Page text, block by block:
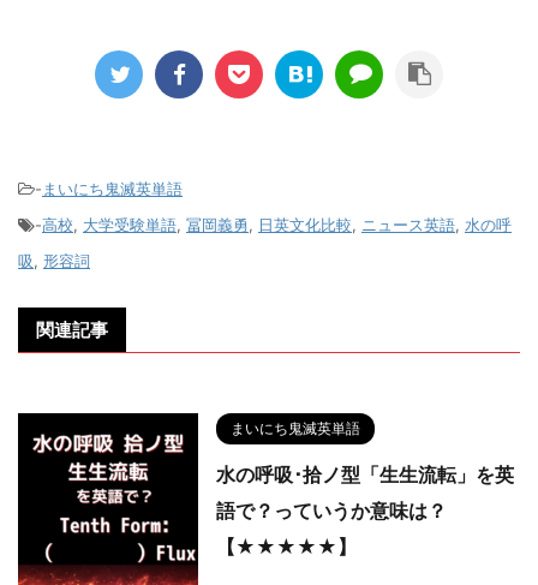
- まいにち鬼滅英単語
-高校, 大学受験単語, 冨岡義勇, 日英文化比較, ニュース英語, 水の呼
吸, 形容詞
関連記事
まいにち鬼滅英単語
水の呼吸･拾ノ型「生生流転」を英
語で？っていうか意味は？
【★★★★★】